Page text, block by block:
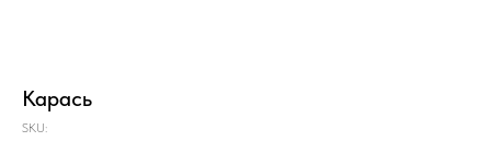
Карась
SKU: